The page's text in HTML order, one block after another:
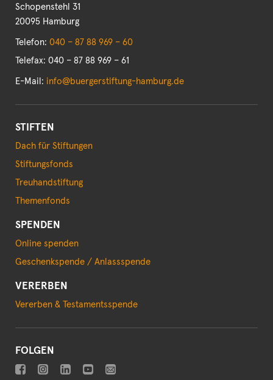
Schopenstehl 31
20095 Hamburg
Telefon: 040 – 87 88 969 – 60
Telefax: 040 – 87 88 969 – 61
E-Mail: info@buergerstiftung-hamburg.de
STIFTEN
Dach für Stiftungen
Stiftungsfonds
Treuhandstiftung
Themenfonds
SPENDEN
Online spenden
Geschenkspende / Anlassspende
VERERBEN
Vererben & Testamentsspende
FOLGEN